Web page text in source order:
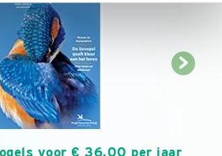
voor € 36,00 per jaar